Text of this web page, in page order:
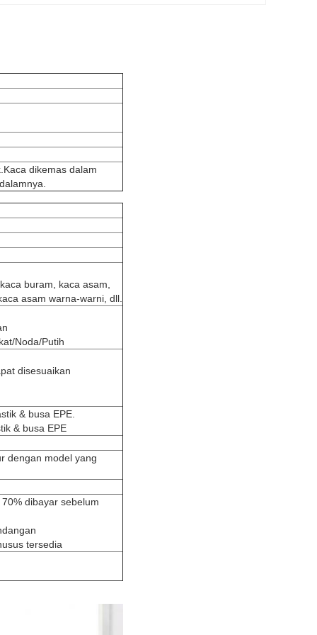
dikemas dalam
buram, kaca asam,
asam warna-warni, dll.
Noda/Putih
disesuaikan
& busa EPE.
& busa EPE
dengan model yang
dibayar sebelum
tersedia